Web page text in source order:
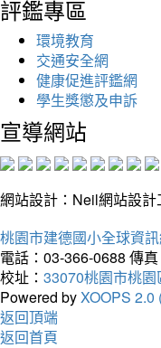
評鑑專區
環境教育
交通安全網
健康促進評鑑網
學生獎懲及申訴
宣導網站
網站設計：Neil網站設計
桃園市建德國小全球資
電話：03-366-0688 傳
校址： 33070桃園市桃
Powered byXOOPS 2.0
返回頂端
返回首頁